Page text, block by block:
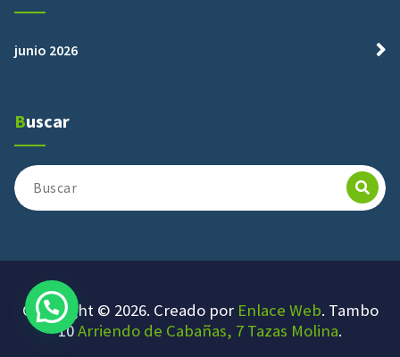
junio 2026
Buscar
Buscar:
Copyright © 2026. Creado por Enlace Web. Tambo
10Arriendo de Cabañas, 7 Tazas Molina.